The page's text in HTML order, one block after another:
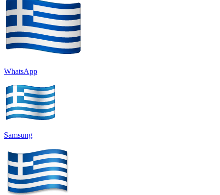
WhatsApp
Samsung